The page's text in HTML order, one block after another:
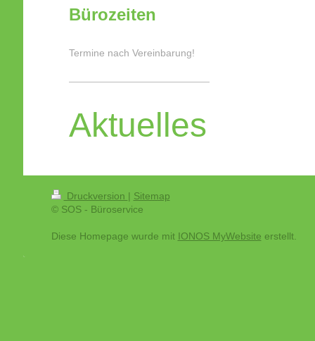
Bürozeiten
Termine nach Vereinbarung!
Aktuelles
Druckversion | Sitemap
© SOS - Büroservice
Diese Homepage wurde mit IONOS MyWebsite erstellt.